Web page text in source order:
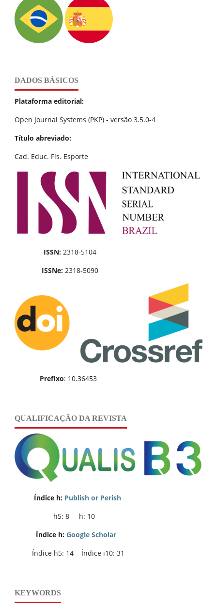
DADOS BÁSICOS
Plataforma editorial:
Open Journal Systems (PKP) - versão 3.5.0-4
Título abreviado:
Cad. Educ. Fís. Esporte
ISSN: 2318-5104
ISSNe: 2318-5090
Prefixo: 10.36453
QUALIFICAÇÃO DA REVISTA
Índice h: Publish or Perish
h5: 8 h: 10
Índice h: Google Scholar
Índice h5: 14 Índice i10: 31
KEYWORDS